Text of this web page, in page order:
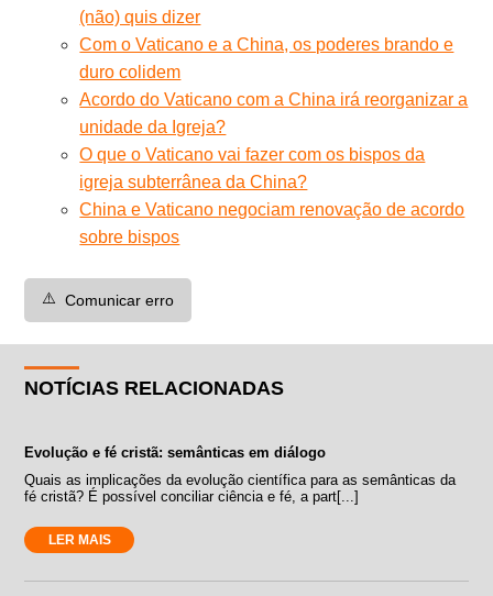
(não) quis dizer
Com o Vaticano e a China, os poderes brando e
duro colidem
Acordo do Vaticano com a China irá reorganizar a
unidade da Igreja?
O que o Vaticano vai fazer com os bispos da
igreja subterrânea da China?
China e Vaticano negociam renovação de acordo
sobre bispos
⚠️ Comunicar erro
NOTÍCIAS RELACIONADAS
Evolução e fé cristã: semânticas em diálogo
Quais as implicações da evolução científica para as semânticas da
fé cristã? É possível conciliar ciência e fé, a part[...]
LER MAIS